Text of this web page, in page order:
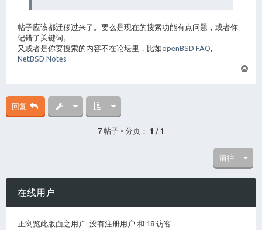
帖子应该都迁移过来了。要么是现在的搜索功能有点问题，或者你
记错了关键词。
又或者是你要搜索的内容不在论坛里，比如openBSD FAQ,
NetBSD Notes
回复
7 帖子 • 分页： 1 / 1
前往
在线用户
正浏览此版面之用户: 没有注册用户 和 18 访客